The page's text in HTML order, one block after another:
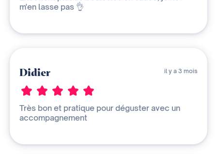
m'en lasse pas 👌
Didier il y a 3 mois
Très bon et pratique pour déguster avec un
accompagnement